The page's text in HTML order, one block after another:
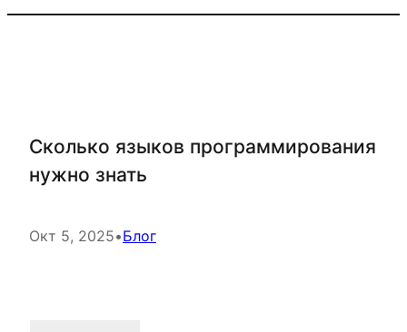
Сколько языков программирования
нужно знать
Окт 5, 2025•Блог